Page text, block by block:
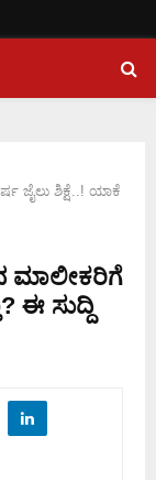
ಜೈಲು ಶಿಕ್ಷೆ..! ಯಾಕೆ
ಮಾಲೀಕರಿಗೆ
ಈ ಸುದ್ದಿ